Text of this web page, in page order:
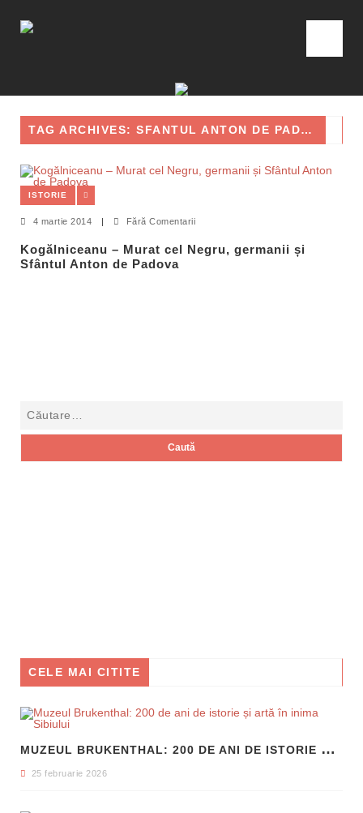
TAG ARCHIVES: SFANTUL ANTON DE PADOVA
ISTORIE
4 martie 2014 | Fără Comentarii
Kogălniceanu – Murat cel Negru, germanii și
Sfântul Anton de Padova
CELE MAI CITITE
M
UZEUL BRUKENTHAL: 200 DE ANI DE ISTORIE ȘI ARTĂ ÎN INIMA SIBIULUI
25 februarie 2026